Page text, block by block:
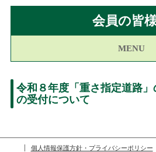
会員の皆
MENU
令和８年度「重さ指定道路
の受付について
個人情報保護方針・プライバシーポリシー